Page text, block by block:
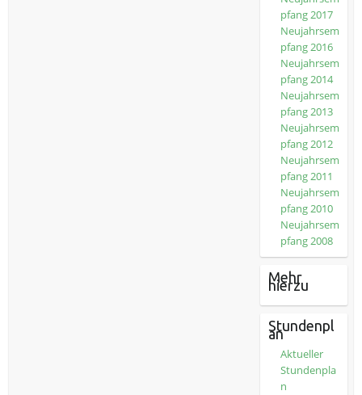
pfang 2017
Neujahrsem
pfang 2016
Neujahrsem
pfang 2014
Neujahrsem
pfang 2013
Neujahrsem
pfang 2012
Neujahrsem
pfang 2011
Neujahrsem
pfang 2010
Neujahrsem
pfang 2008
Mehr
hierzu
Stundenpl
an
Aktueller
Stundenpla
n